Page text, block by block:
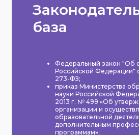
база
Федеральный закон "Об
Российской Федерации"
273-ФЗ;
приказ Министерства
науки Российской
2013 г. № 499 «Об
организации и
образовательной
дополнительным
программам»;